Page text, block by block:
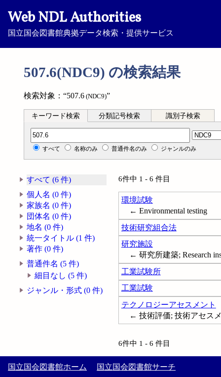
Web NDL Authorities
国立国会図書館典拠データ検索・提供サービス
507.6(NDC9) の検索結果
検索対象：“507.6 (NDC9)”
キーワード検索 分類記号検索 識別子検索
分類記号検索
すべて 名称のみ 普通件名のみ ジャンルのみ
すべて (6 件)
個人名 (0 件)
家族名 (0 件)
団体名 (0 件)
地名 (0 件)
統一タイトル (1 件)
著作 (0 件)
普通件名 (5 件)
細目なし (5 件)
ジャンル・形式 (0 件)
6件中 1 - 6 件目
環境試験
← Environmental testing
技術研究組合法
研究施設
← 研究所建築; Research
工業試験所
工業試験
テクノロジーアセスメント
← 技術評価; 技術アセスメ
6件中 1 - 6 件目
国立国会図書館ホーム 国立国会図書館サーチ